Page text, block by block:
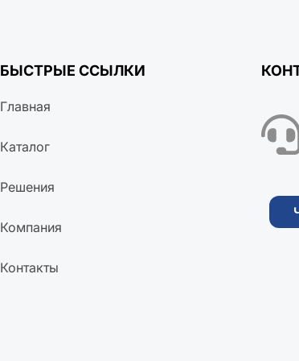
БЫСТРЫЕ ССЫЛКИ
Главная
Каталог
Решения
Компания
Контакты